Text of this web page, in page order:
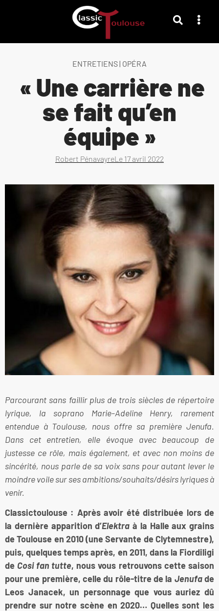
ENTRETIENS| OPÉRA
« Une carrière ne
se fait qu’en
équipe »
Robert PénavayreLe 17 avril 2022
Parcourant sans faillir plus de trois siècles de répertoire
lyrique, la soprano Marie-Adeline Henry, rarement
entendue à Toulouse, nous offre sa première Jenufa.
Dans cet entretien, elle évoque avec beaucoup de
justesse ce rôle, mais également, et avec non moins de
sincérité, nous parle de sa voix sans pour autant lever le
moindre voile sur ses ambitions/souhaits/désirs lyriques à
venir.
Classictoulouse : Après avoir été distribuée lors de
la dernière apparition d’Elektra à la Halle aux grains
de Toulouse en 2010 (une Servante de Clytemnestre),
puis, quelques temps après, en 2011, dans la Fiordiligi
de Cosi fan tutte, nous vous retrouvons cette saison
pour une première, celle du rôle-titre de la Jenufade
Leos Janacek, un personnage que vous auriez dû
prendre sur notre scène en 2020… Quelles sont les